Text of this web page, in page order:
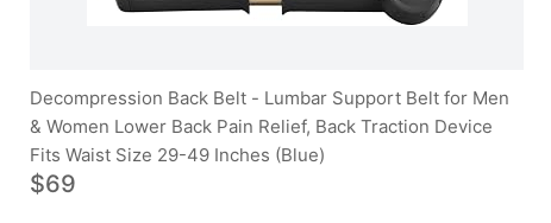
Decompression Back Belt - Lumbar Support Belt for Men
& Women Lower Back Pain Relief, Back Traction Device
Fits Waist Size 29-49 Inches (Blue)
$69